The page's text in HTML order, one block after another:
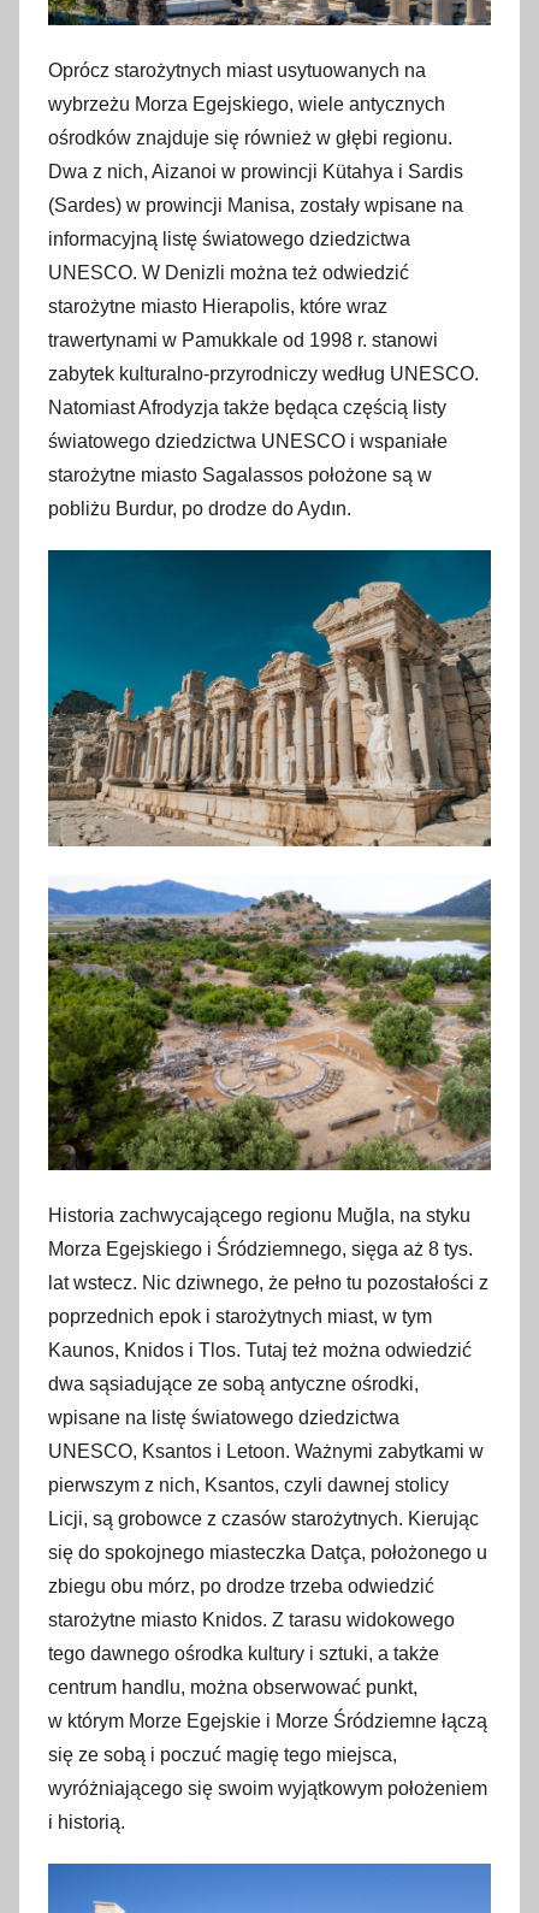
Oprócz starożytnych miast usytuowanych na
wybrzeżu Morza Egejskiego, wiele antycznych
ośrodków znajduje się również w głębi regionu.
Dwa z nich, Aizanoi w prowincji Kütahya i Sardis
(Sardes) w prowincji Manisa, zostały wpisane na
informacyjną listę światowego dziedzictwa
UNESCO. W Denizli można też odwiedzić
starożytne miasto Hierapolis, które wraz
trawertynami w Pamukkale od 1998 r. stanowi
zabytek kulturalno-przyrodniczy według UNESCO.
Natomiast Afrodyzja także będąca częścią listy
światowego dziedzictwa UNESCO i wspaniałe
starożytne miasto Sagalassos położone są w
pobliżu Burdur, po drodze do Aydın.
Historia zachwycającego regionu Muğla, na styku
Morza Egejskiego i Śródziemnego, sięga aż 8 tys.
lat wstecz. Nic dziwnego, że pełno tu pozostałości z
poprzednich epok i starożytnych miast, w tym
Kaunos, Knidos i Tlos. Tutaj też można odwiedzić
dwa sąsiadujące ze sobą antyczne ośrodki,
wpisane na listę światowego dziedzictwa
UNESCO, Ksantos i Letoon. Ważnymi zabytkami w
pierwszym z nich, Ksantos, czyli dawnej stolicy
Licji, są grobowce z czasów starożytnych. Kierując
się do spokojnego miasteczka Datça, położonego u
zbiegu obu mórz, po drodze trzeba odwiedzić
starożytne miasto Knidos. Z tarasu widokowego
tego dawnego ośrodka kultury i sztuki, a także
centrum handlu, można obserwować punkt,
w którym Morze Egejskie i Morze Śródziemne łączą
się ze sobą i poczuć magię tego miejsca,
wyróżniającego się swoim wyjątkowym położeniem
i historią.